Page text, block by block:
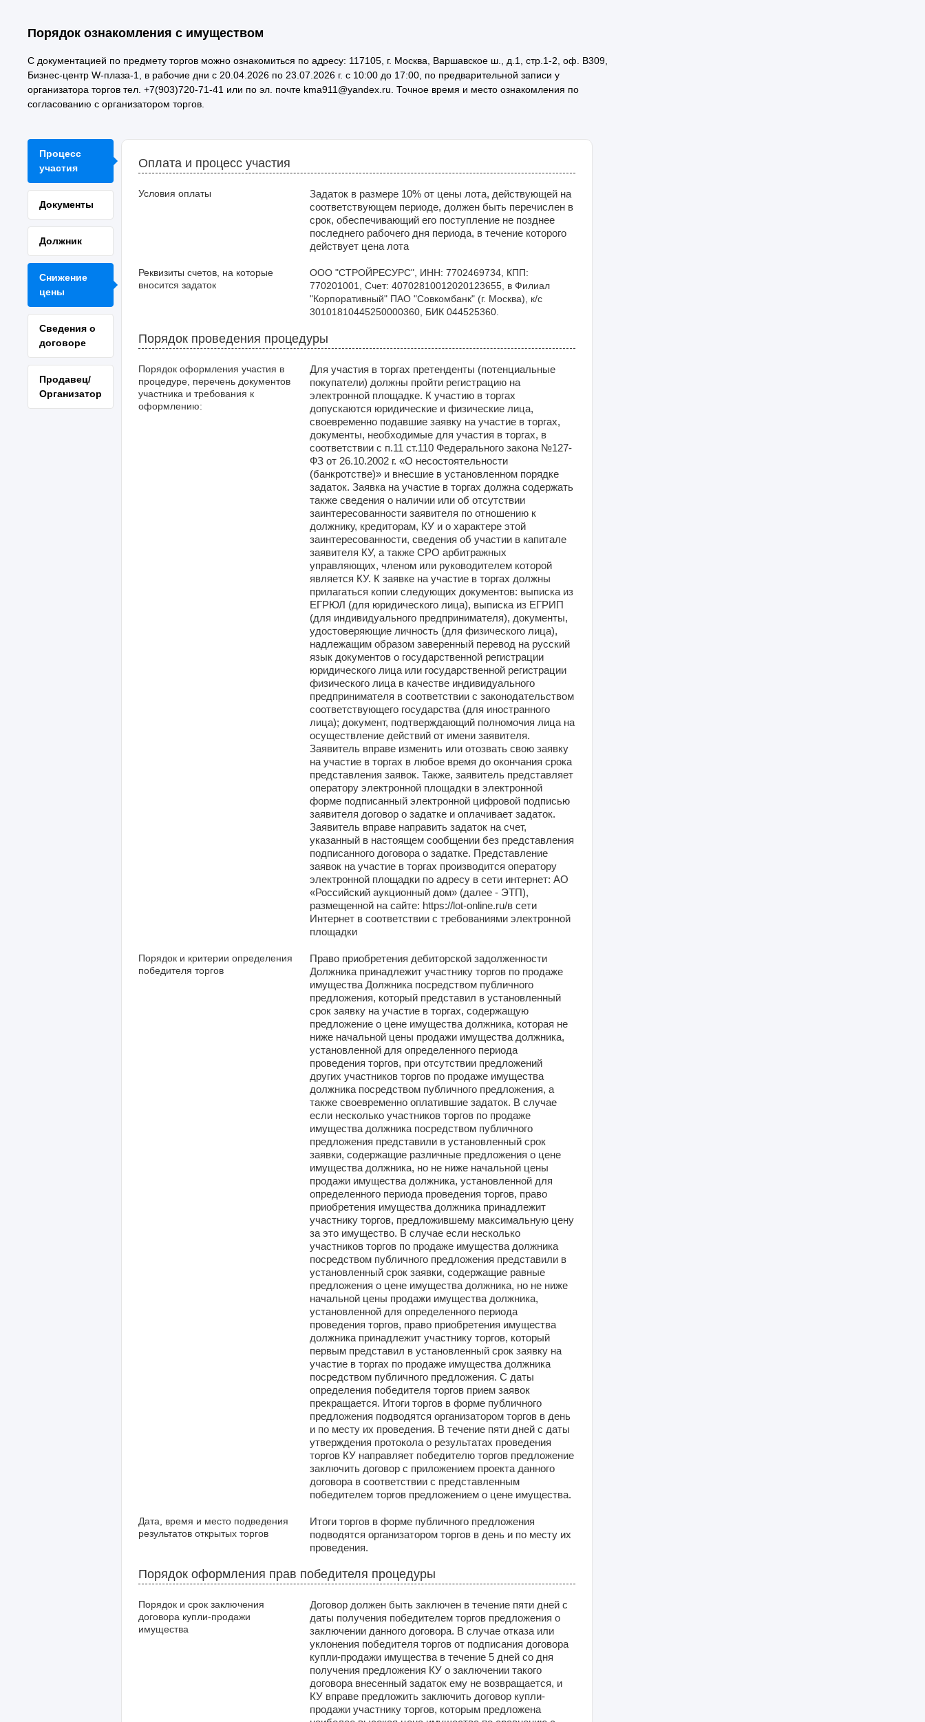
Порядок ознакомления с имуществом
С документацией по предмету торгов можно ознакомиться по адресу: 117105, г. Москва, Варшавское ш., д.1, стр.1-2, оф. В309,
Бизнес-центр W-плаза-1, в рабочие дни с 20.04.2026 по 23.07.2026 г. с 10:00 до 17:00, по предварительной записи у
организатора торгов тел. +7(903)720-71-41 или по эл. почте kma911@yandex.ru. Точное время и место ознакомления по
согласованию с организатором торгов.
Процесс
участия
Документы
Должник
Снижение
цены
Сведения о
договоре
Продавец/
Организатор
Оплата и процесс участия
Условия оплаты
Задаток в размере 10% от цены лота, действующей на
соответствующем периоде, должен быть перечислен в
срок, обеспечивающий его поступление не позднее
последнего рабочего дня периода, в течение которого
действует цена лота
Реквизиты счетов, на которые
вносится задаток
ООО "СТРОЙРЕСУРС", ИНН: 7702469734, КПП:
770201001, Счет: 40702810012020123655, в Филиал
"Корпоративный" ПАО "Совкомбанк" (г. Москва), к/с
30101810445250000360, БИК 044525360.
Порядок проведения процедуры
Порядок оформления участия в
процедуре, перечень документов
участника и требования к
оформлению:
Для участия в торгах претенденты (потенциальные
покупатели) должны пройти регистрацию на
электронной площадке. К участию в торгах
допускаются юридические и физические лица,
своевременно подавшие заявку на участие в торгах,
документы, необходимые для участия в торгах, в
соответствии с п.11 ст.110 Федерального закона №127-
ФЗ от 26.10.2002 г. «О несостоятельности
(банкротстве)» и внесшие в установленном порядке
задаток. Заявка на участие в торгах должна содержать
также сведения о наличии или об отсутствии
заинтересованности заявителя по отношению к
должнику, кредиторам, КУ и о характере этой
заинтересованности, сведения об участии в капитале
заявителя КУ, а также СРО арбитражных
управляющих, членом или руководителем которой
является КУ. К заявке на участие в торгах должны
прилагаться копии следующих документов: выписка из
ЕГРЮЛ (для юридического лица), выписка из ЕГРИП
(для индивидуального предпринимателя), документы,
удостоверяющие личность (для физического лица),
надлежащим образом заверенный перевод на русский
язык документов о государственной регистрации
юридического лица или государственной регистрации
физического лица в качестве индивидуального
предпринимателя в соответствии с законодательством
соответствующего государства (для иностранного
лица); документ, подтверждающий полномочия лица на
осуществление действий от имени заявителя.
Заявитель вправе изменить или отозвать свою заявку
на участие в торгах в любое время до окончания срока
представления заявок. Также, заявитель представляет
оператору электронной площадки в электронной
форме подписанный электронной цифровой подписью
заявителя договор о задатке и оплачивает задаток.
Заявитель вправе направить задаток на счет,
указанный в настоящем сообщении без представления
подписанного договора о задатке. Представление
заявок на участие в торгах производится оператору
электронной площадки по адресу в сети интернет: АО
«Российский аукционный дом» (далее - ЭТП),
размещенной на сайте: https://lot-online.ru/в сети
Интернет в соответствии с требованиями электронной
площадки
Порядок и критерии определения
победителя торгов
Право приобретения дебиторской задолженности
Должника принадлежит участнику торгов по продаже
имущества Должника посредством публичного
предложения, который представил в установленный
срок заявку на участие в торгах, содержащую
предложение о цене имущества должника, которая не
ниже начальной цены продажи имущества должника,
установленной для определенного периода
проведения торгов, при отсутствии предложений
других участников торгов по продаже имущества
должника посредством публичного предложения, а
также своевременно оплатившие задаток. В случае
если несколько участников торгов по продаже
имущества должника посредством публичного
предложения представили в установленный срок
заявки, содержащие различные предложения о цене
имущества должника, но не ниже начальной цены
продажи имущества должника, установленной для
определенного периода проведения торгов, право
приобретения имущества должника принадлежит
участнику торгов, предложившему максимальную цену
за это имущество. В случае если несколько
участников торгов по продаже имущества должника
посредством публичного предложения представили в
установленный срок заявки, содержащие равные
предложения о цене имущества должника, но не ниже
начальной цены продажи имущества должника,
установленной для определенного периода
проведения торгов, право приобретения имущества
должника принадлежит участнику торгов, который
первым представил в установленный срок заявку на
участие в торгах по продаже имущества должника
посредством публичного предложения. С даты
определения победителя торгов прием заявок
прекращается. Итоги торгов в форме публичного
предложения подводятся организатором торгов в день
и по месту их проведения. В течение пяти дней с даты
утверждения протокола о результатах проведения
торгов КУ направляет победителю торгов предложение
заключить договор с приложением проекта данного
договора в соответствии с представленным
победителем торгов предложением о цене имущества.
Дата, время и место подведения
результатов открытых торгов
Итоги торгов в форме публичного предложения
подводятся организатором торгов в день и по месту их
проведения.
Порядок оформления прав победителя процедуры
Порядок и срок заключения
договора купли-продажи
имущества
Договор должен быть заключен в течение пяти дней с
даты получения победителем торгов предложения о
заключении данного договора. В случае отказа или
уклонения победителя торгов от подписания договора
купли-продажи имущества в течение 5 дней со дня
получения предложения КУ о заключении такого
договора внесенный задаток ему не возвращается, и
КУ вправе предложить заключить договор купли-
продажи участнику торгов, которым предложена